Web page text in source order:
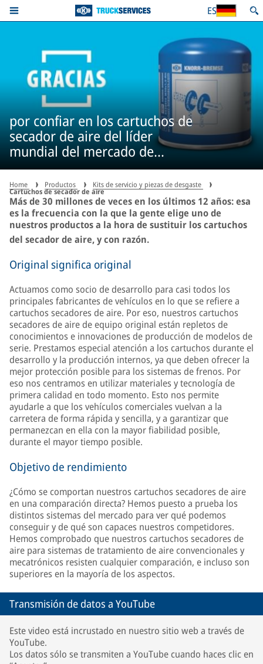
ES
por confiar en los cartuchos de
secador de aire del líder
mundial del mercado de
originales más de 30 millones
de veces.*
Home Productos Kits de servicio y piezas de desgaste
Cartuchos de secador de aire
Más de 30 millones de veces en los últimos 12 años: esa
es la frecuencia con la que la gente elige uno de
nuestros productos a la hora de sustituir los cartuchos
del secador de aire, y con razón.
Original significa original
Actuamos como socio de desarrollo para casi todos los
principales fabricantes de vehículos en lo que se refiere a
cartuchos secadores de aire. Por eso, nuestros cartuchos
secadores de aire de equipo original están repletos de
conocimientos e innovaciones de producción de modelos de
serie. Prestamos especial atención a los cartuchos durante el
desarrollo y la producción internos, ya que deben ofrecer la
mejor protección posible para los sistemas de frenos. Por
eso nos centramos en utilizar materiales y tecnología de
primera calidad en todo momento. Esto nos permite
ayudarle a que los vehículos comerciales vuelvan a la
carretera de forma rápida y sencilla, y a garantizar que
permanezcan en ella con la mayor fiabilidad posible,
durante el mayor tiempo posible.
Objetivo de rendimiento
¿Cómo se comportan nuestros cartuchos secadores de aire
en una comparación directa? Hemos puesto a prueba los
distintos sistemas del mercado para ver qué podemos
conseguir y de qué son capaces nuestros competidores.
Hemos comprobado que nuestros cartuchos secadores de
aire para sistemas de tratamiento de aire convencionales y
mecatrónicos resisten cualquier comparación, e incluso son
superiores en la mayoría de los aspectos.
Transmisión de datos a YouTube
Este video está incrustado en nuestro sitio web a través de
YouTube.
Los datos sólo se transmiten a YouTube cuando haces clic en